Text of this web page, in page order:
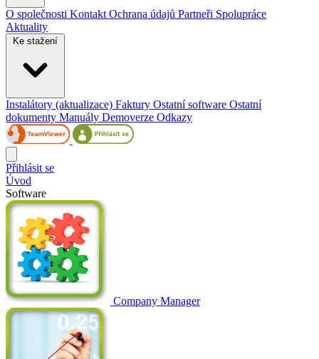
O společnosti Kontakt Ochrana údajů Partneři Spolupráce
Aktuality
Ke stažení
Instalátory (aktualizace) Faktury Ostatní software Ostatní
dokumenty Manuály Demoverze Odkazy
Přihlásit se
Úvod
Software
Company Manager